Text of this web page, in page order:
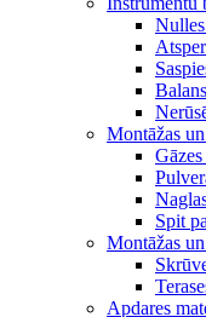
Montāžas
Spit
Montāžas
Apdares